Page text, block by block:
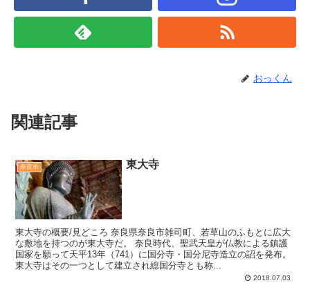
おっくん
関連記事
奈良市 東大寺
東大寺の概要/見どころ 奈良県奈良市雑司町、若草山のふもとに広大
な敷地を持つのが東大寺だ。 奈良時代、聖武天皇が仏教による鎮護
国家を願って天平13年（741）に国分寺・国分尼寺造立の詔を発布。
東大寺はその一つとして建立され総国分寺とも称...
2018.07.03